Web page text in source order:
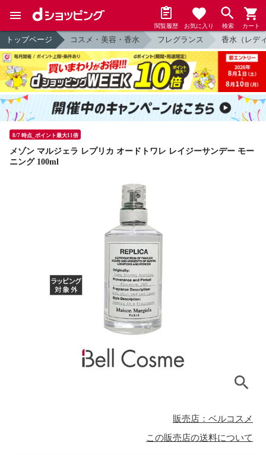
閲覧履歴 お気に入り 検索 カート
トップページ コスメ・美容・香水 フレグランス 香水（レデ
8/7 時点_ポイント最大11倍
メゾン マルジェラ レプリカ オードトワレ レイジーサンデー モー
ニング 100ml
販売店：ベルコスメ
この販売店の送料について